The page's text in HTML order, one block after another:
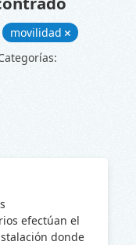
movilidad
efectúan el
donde